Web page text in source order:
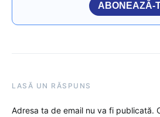
ABONEAZĂ-
LASĂ UN RĂSPUNS
Adresa ta de email nu va fi publicată.